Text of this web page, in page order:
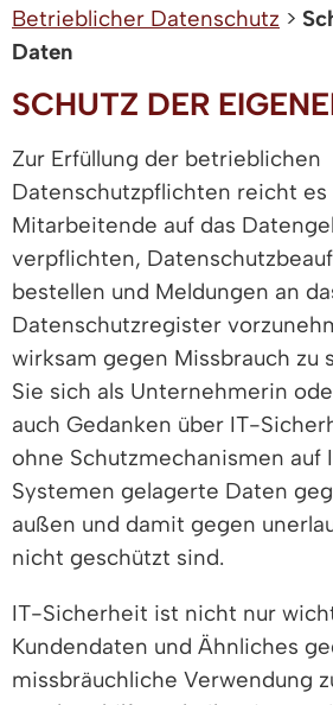
Betrieblicher Datenschutz >
Daten
SCHUTZ DER
Zur Erfüllung der betrieblichen
Datenschutzpflichten reicht
Mitarbeitende auf das
verpflichten,
bestellen und Meldungen an
Datenschutzregister
wirksam gegen Missbrauch zu
Sie sich als Unternehmerin
auch Gedanken über IT-
ohne Schutzmechanismen auf
Systemen gelagerte Daten
außen und damit gegen
nicht geschützt sind.
IT-Sicherheit ist nicht nur
Kundendaten und Ähnliches
missbräuchliche Verwendung